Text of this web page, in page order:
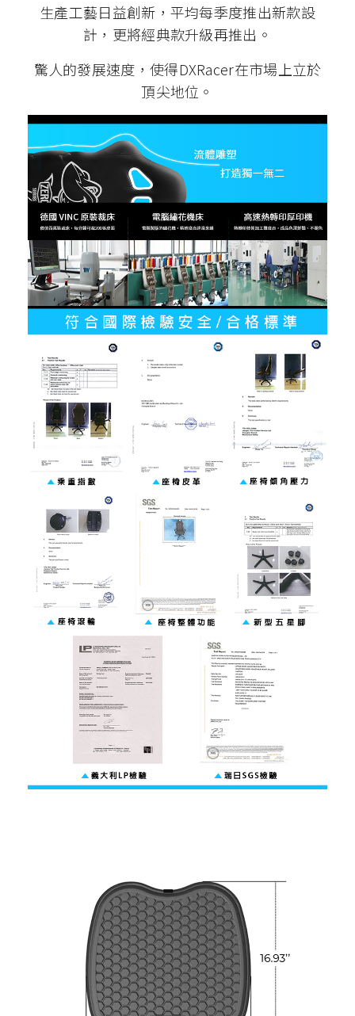
生產工藝日益創新，平均每季度推出新款設
計，更將經典款升級再推出。
驚人的發展速度，使得DXRacer在市場上立於
頂尖地位。